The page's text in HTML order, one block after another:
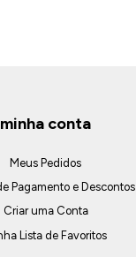
minha conta
Meus Pedidos
Pagamento e Descontos
Criar uma Conta
Lista de Favoritos